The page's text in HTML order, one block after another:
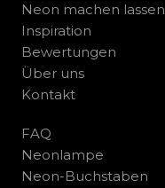
Neon machen lassen
Inspiration
Bewertungen
Über uns
Kontakt
FAQ
Neonlampe
Neon-Buchstaben